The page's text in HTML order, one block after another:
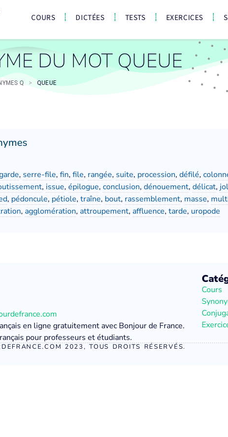
COURS DICTÉES TESTS EXERCICES
DU MOT QUEUE
Q > QUEUE
, serre-file, fin, file, rangée, suite, procession, défilé,
, issue, épilogue, conclusion, dénouement, délicat,
, pédoncule, pétiole, traîne, bout, rassemblement, masse,
, agglomération, attroupement, affluence, tarde, uropode
en ligne gratuitement avec Bonjour de France.
pour professeurs et étudiants.
Cours
2023, TOUS DROITS RÉSERVÉS.